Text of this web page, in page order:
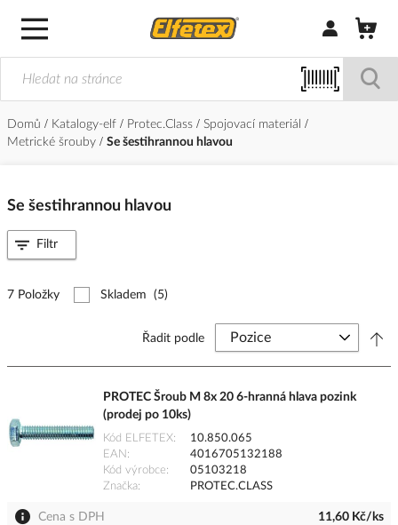
Přihlásit/
Domů Katalogy-elf Protec.Class
Spojovací materiál
Metrické šrouby
Se šestihrannou hlavou
Se šestihrannou hlavou
7 Položky Skladem (5)
Řadit podle
PROTEC Šroub M 8x 20 6-hranná hlava pozink
(prodej po 10ks)
Kód ELFETEX
10.850.065
EAN
4016705132188
Kód výrobce
05103218
Značka
PROTEC.CLASS
Cena s DPH 11,60 Kč/ks
Filtr